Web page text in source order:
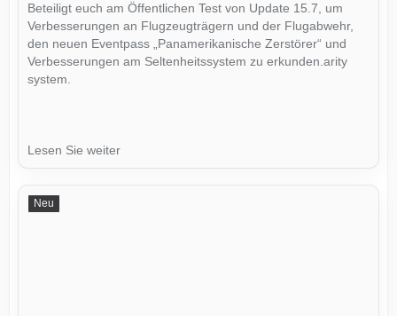
Beteiligt euch am Öffentlichen Test von Update 15.7, um
Verbesserungen an Flugzeugträgern und der Flugabwehr,
den neuen Eventpass „Panamerikanische Zerstörer“ und
Verbesserungen am Seltenheitssystem zu erkunden.arity
system.
Lesen Sie weiter
Neu